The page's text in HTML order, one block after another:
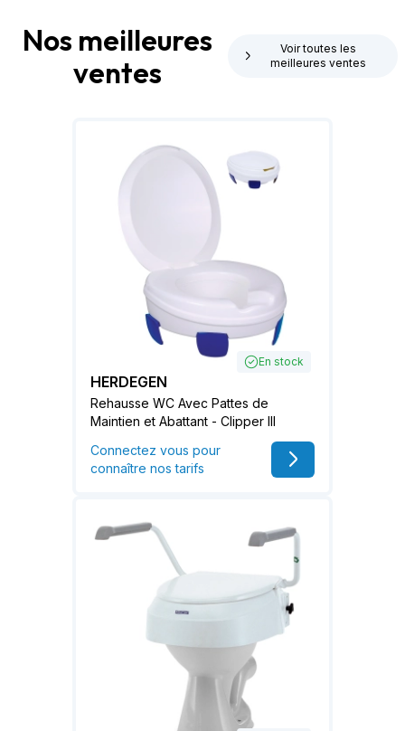
Nos meilleures
ventes
Voir toutes les
meilleures ventes
En stock
HERDEGEN
Rehausse WC Avec Pattes de
Maintien et Abattant - Clipper III
Connectez vous pour
connaître nos tarifs